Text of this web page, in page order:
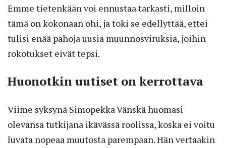
Emme tietenkään voi ennustaa tarkasti, milloin
tämä on kokonaan ohi, ja toki se edellyttää, ettei
tulisi enää pahoja uusia muunnosviruksia, joihin
rokotukset eivät tepsi.
Huonotkin uutiset on kerrottava
Viime syksynä Simopekka Vänskä huomasi
olevansa tutkijana ikävässä roolissa, koska ei voitu
luvata nopeaa muutosta parempaan. Hän vertaakin